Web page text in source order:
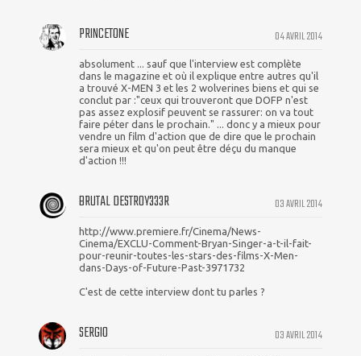
04 AVRIL 2014
PRINCETONE
absolument ... sauf que l'interview est complète
dans le magazine et où il explique entre autres qu'il
a trouvé X-MEN 3 et les 2 wolverines biens et qui se
conclut par :"ceux qui trouveront que DOFP n'est
pas assez explosif peuvent se rassurer: on va tout
faire péter dans le prochain." ... donc y a mieux pour
vendre un film d'action que de dire que le prochain
sera mieux et qu'on peut être déçu du manque
d'action !!!
03 AVRIL 2014
BRUTAL DESTR0Y333R
http://www.premiere.fr/Cinema/News-
Cinema/EXCLU-Comment-Bryan-Singer-a-t-il-fait-
pour-reunir-toutes-les-stars-des-films-X-Men-
dans-Days-of-Future-Past-3971732
C'est de cette interview dont tu parles ?
03 AVRIL 2014
SERGIO